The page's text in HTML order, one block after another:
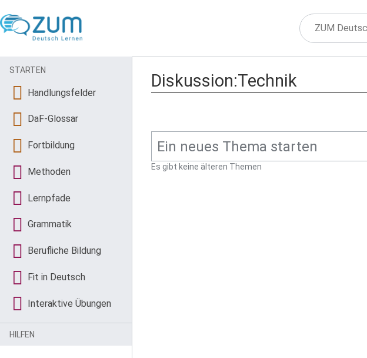
Diskussion:Technik
Es gibt keine älteren Themen
STARTEN
Handlungsfelder
DaF-Glossar
Fortbildung
Methoden
Lernpfade
Grammatik
Berufliche Bildung
Fit in Deutsch
Interaktive Übungen
HILFEN